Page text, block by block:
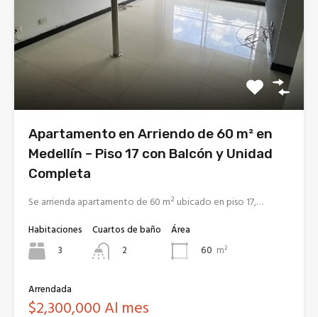
Apartamento en Arriendo de 60 m² en
Medellín – Piso 17 con Balcón y Unidad
Completa
Se arrienda apartamento de 60 m² ubicado en piso 17,…
Habitaciones
3
Cuartos de baño
2
Área
60 m²
Arrendada
$2,300,000 Al mes